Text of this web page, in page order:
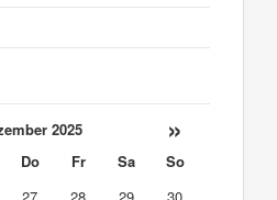
2025 »
Do Fr Sa
So